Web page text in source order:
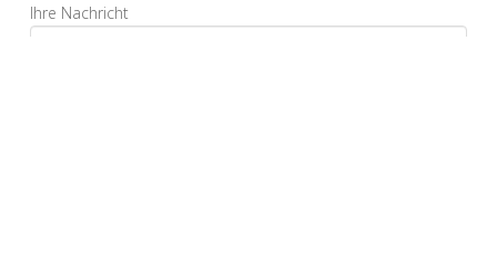
Ihre Nachricht